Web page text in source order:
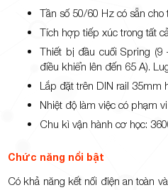
Tần số 50/60 Hz có sẵn cho
Tích hợp tiếp xúc trong tất
Thiết bị đầu cuối Spring
điều khiển lên đến 65 A).
Lắp đặt trên DIN rail 35mm
Nhiệt độ làm việc có phạm
Chu kì vận hành cơ học:
Chức năng nổi bật
Có khả năng kết nối điện an toàn